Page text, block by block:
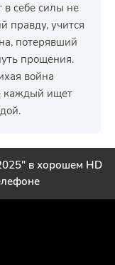
себе силы не
правду, учится
потерявший
прощения.
война
каждый ищет
в хорошем HD